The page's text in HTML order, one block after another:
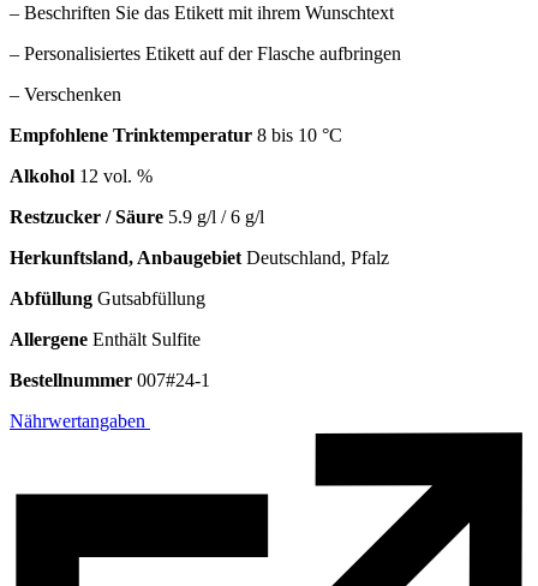
– Beschriften Sie das Etikett mit ihrem Wunschtext
– Personalisiertes Etikett auf der Flasche aufbringen
– Verschenken
Empfohlene Trinktemperatur 8 bis 10 °C
Alkohol 12 vol. %
Restzucker / Säure 5.9 g/l / 6 g/l
Herkunftsland, Anbaugebiet Deutschland, Pfalz
Abfüllung Gutsabfüllung
Allergene Enthält Sulfite
Bestellnummer 007#24-1
Nährwertangaben